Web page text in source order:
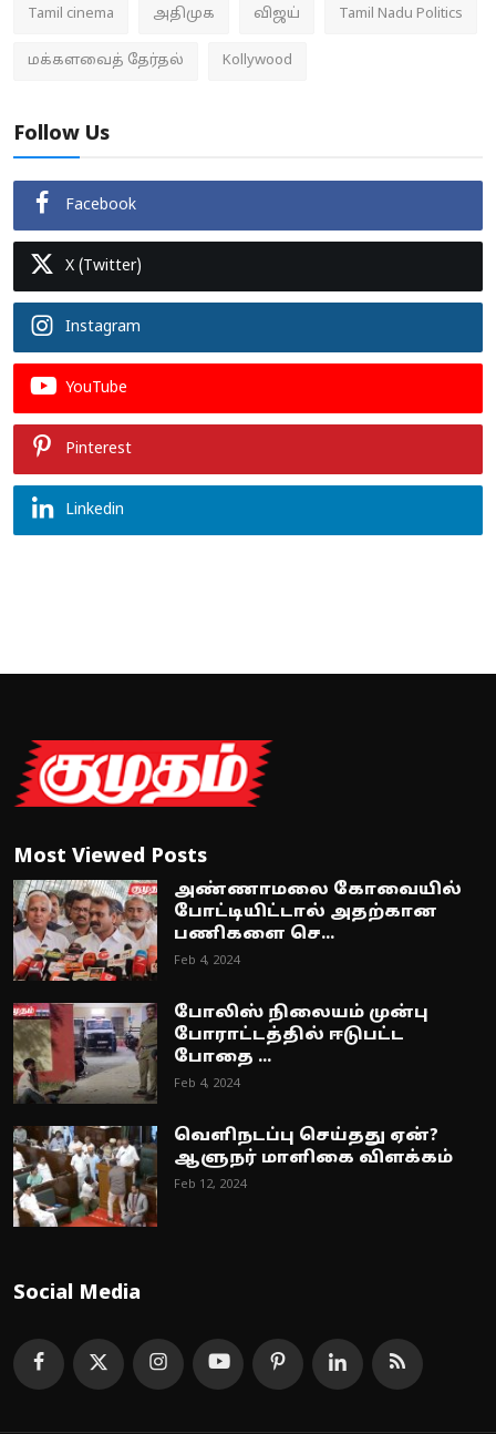
Tamil cinema அதிமுக விஜய் Tamil Nadu Politics
மக்களவைத் தேர்தல் Kollywood
Follow Us
Facebook
X (Twitter)
Instagram
YouTube
Pinterest
Linkedin
Most Viewed Posts
அண்ணாமலை கோவையில்
போட்டியிட்டால் அதற்கான
பணிகளை செ...
Feb 4, 2024
போலிஸ் நிலையம் முன்பு
போராட்டத்தில் ஈடுபட்ட
போதை ...
Feb 4, 2024
வெளிநடப்பு செய்தது ஏன்?
ஆளுநர் மாளிகை விளக்கம்
Feb 12, 2024
Social Media